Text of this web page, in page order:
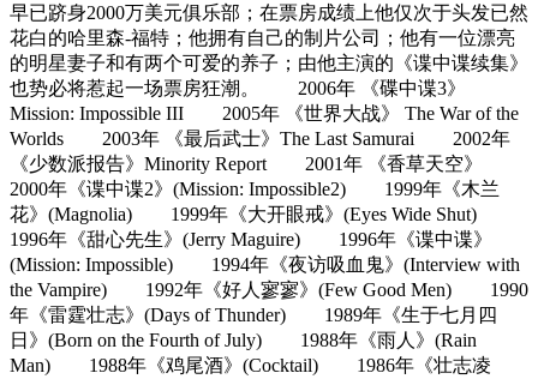
早已跻身2000万美元俱乐部；在票房成绩上他仅次于头发已然
花白的哈里森-福特；他拥有自己的制片公司；他有一位漂亮
的明星妻子和有两个可爱的养子；由他主演的《谍中谍续集》
也势必将惹起一场票房狂潮。 2006年 《碟中谍3》
Mission: Impossible III 2005年 《世界大战》 The War of the
Worlds 2003年 《最后武士》The Last Samurai 2002年
《少数派报告》Minority Report 2001年 《香草天空》
2000年《谍中谍2》(Mission: Impossible2) 1999年《木兰
花》(Magnolia) 1999年《大开眼戒》(Eyes Wide Shut)
1996年《甜心先生》(Jerry Maguire) 1996年《谍中谍》
(Mission: Impossible) 1994年《夜访吸血鬼》(Interview with
the Vampire) 1992年《好人寥寥》(Few Good Men) 1990
年《雷霆壮志》(Days of Thunder) 1989年《生于七月四
日》(Born on the Fourth of July) 1988年《雨人》(Rain
Man) 1988年《鸡尾酒》(Cocktail) 1986年《壮志凌